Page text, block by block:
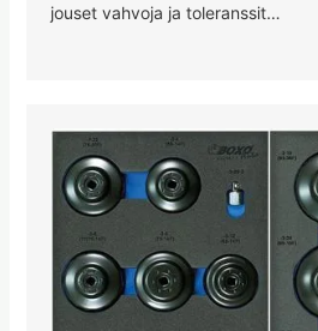
jouset vahvoja ja toleranssit…